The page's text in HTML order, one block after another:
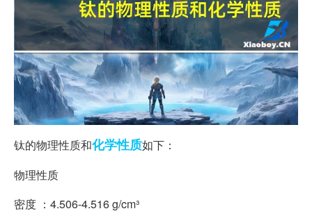
钛的物理性质和化学性质如下：
物理性质
密度 ：4.506-4.516 g/cm³